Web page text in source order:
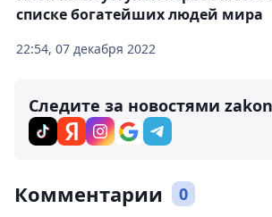
22:54, 07 декабря 2022
списке богатейших людей мира
Следите за новостями
Комментарии 0